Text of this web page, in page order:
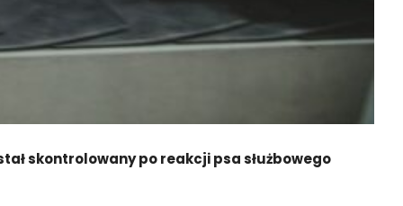
skontrolowany po reakcji psa służbowego